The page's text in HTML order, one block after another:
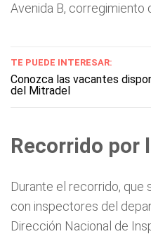
Avenida B, corregimiento
TE PUEDE INTERESAR:
Conozca las vacantes
del Mitradel
Recorrido por
Durante el recorrido,
con inspectores del
Dirección Nacional de